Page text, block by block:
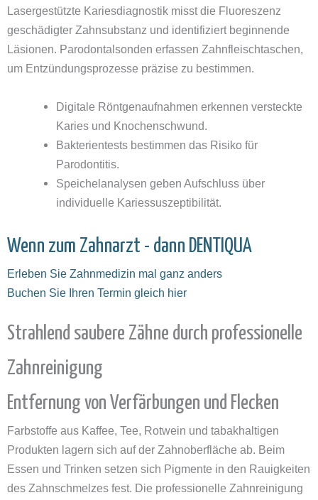
Lasergestützte Kariesdiagnostik misst die Fluoreszenz
geschädigter Zahnsubstanz und identifiziert beginnende
Läsionen. Parodontalsonden erfassen Zahnfleischtaschen,
um Entzündungsprozesse präzise zu bestimmen.
Digitale Röntgenaufnahmen erkennen versteckte
Karies und Knochenschwund.
Bakterientests bestimmen das Risiko für
Parodontitis.
Speichelanalysen geben Aufschluss über
individuelle Kariessuszeptibilität.
Wenn zum Zahnarzt - dann DENTIQUA
Erleben Sie Zahnmedizin mal ganz anders
Buchen Sie Ihren Termin gleich hier
Strahlend saubere Zähne durch professionelle
Zahnreinigung
Entfernung von Verfärbungen und Flecken
Farbstoffe aus Kaffee, Tee, Rotwein und tabakhaltigen
Produkten lagern sich auf der Zahnoberfläche ab. Beim
Essen und Trinken setzen sich Pigmente in den Rauigkeiten
des Zahnschmelzes fest. Die professionelle Zahnreinigung